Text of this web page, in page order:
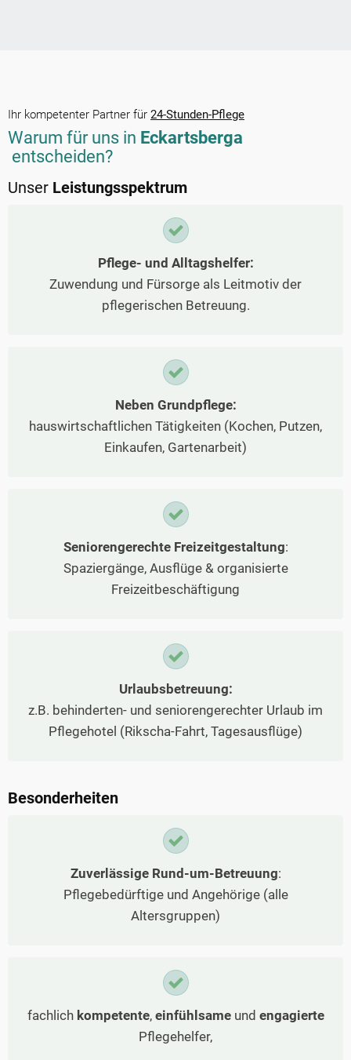
Ihr kompetenter Partner für 24-Stunden-Pflege
Warum für uns in Eckartsberga
entscheiden?
Unser Leistungsspektrum
Pflege- und Alltagshelfer:
Zuwendung und Fürsorge als Leitmotiv der
pflegerischen Betreuung.
Neben Grundpflege:
hauswirtschaftlichen Tätigkeiten (Kochen, Putzen,
Einkaufen, Gartenarbeit)
Seniorengerechte Freizeitgestaltung:
Spaziergänge, Ausflüge & organisierte
Freizeitbeschäftigung
Urlaubsbetreuung:
z.B. behinderten- und seniorengerechter Urlaub im
Pflegehotel (Rikscha-Fahrt, Tagesausflüge)
Besonderheiten
Zuverlässige Rund-um-Betreuung:
Pflegebedürftige und Angehörige (alle
Altersgruppen)
fachlich kompetente, einfühlsameund engagierte
Pflegehelfer,